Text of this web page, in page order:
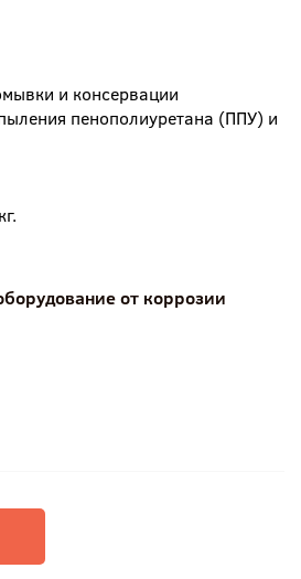
и консервации
пенополиуретана (ППУ) и
от коррозии